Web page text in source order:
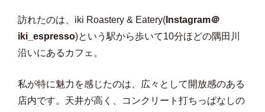
訪れたのは、iki Roastery & Eatery( Instagram＠
iki_espresso)という駅から歩いて10分ほどの隅田川
沿いにあるカフェ。
私が特に魅力を感じたのは、広々として開放感のある
店内です。天井が高く、コンクリート打ちっぱなしの